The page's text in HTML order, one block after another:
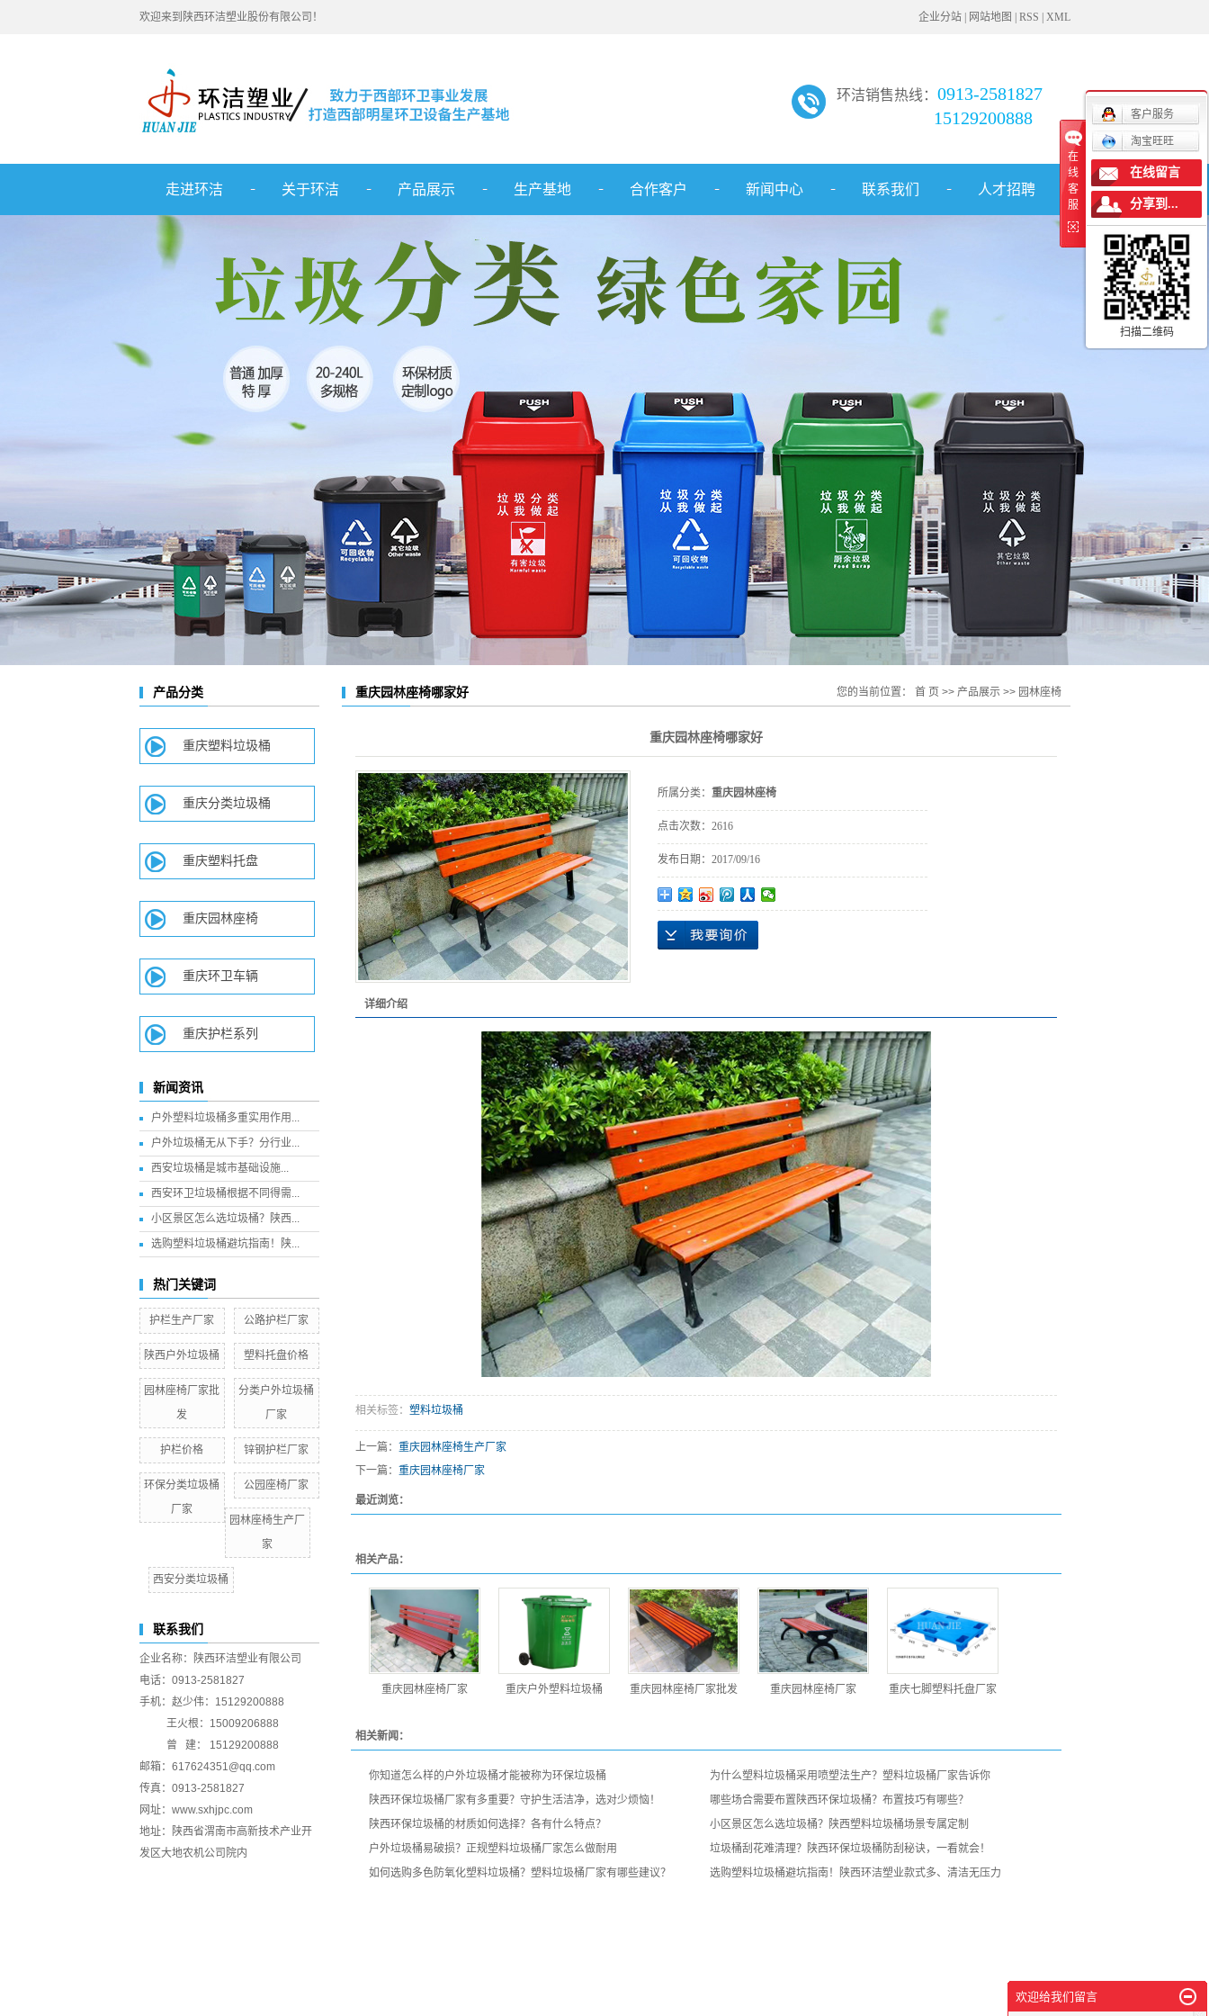
欢迎来到陕西环洁塑业股份有限公司！ 企业分站| 网站地图 RSS XML
环洁销售热线： 0913-2581827
15129200888
走进环洁 关于环洁
联系我们
产品展示
重庆分类垃圾桶
重庆塑料托盘
重庆环卫车辆
重庆护栏系列
生产基地 合作客户 新闻中心
行业新闻
最新资讯
联系我们 人才招聘
产品分类
重庆塑料垃圾桶
重庆分类垃圾桶
重庆塑料托盘
重庆园林座椅
重庆环卫车辆
重庆护栏系列
新闻资讯
户外塑料垃圾桶多重实用作用...
户外垃圾桶无从下手？分行业...
西安垃圾桶​是城市基础设施...
西安环卫垃圾桶根据不同得需...
小区景区怎么选垃圾桶？陕西...
选购塑料垃圾桶避坑指南！陕...
热门关键词
护栏生产厂家 公路护栏厂家
陕西户外垃圾桶 塑料托盘价格
园林座椅厂家批
发
分类户外垃圾桶
厂家
护栏价格 锌钢护栏厂家
环保分类垃圾桶
厂家
公园座椅厂家
园林座椅生产厂
家
西安分类垃圾桶
联系我们
企业名称：陕西环洁塑业有限公司
电话：0913-2581827
手机：赵少伟：15129200888
王火根：15009206888
曾 建： 15129200888
邮箱：617624351@qq.com
传真：0913-2581827
网址：www.sxhjpc.com
地址：陕西省渭南市高新技术产业开
发区大地农机公司院内
重庆园林座椅哪家好 您的当前位置： 首 页 >> 产品展示>> 园林座椅
重庆园林座椅哪家好
所属分类： 重庆园林座椅
点击次数： 2616
发布日期： 2017/09/16
详细介绍
相关标签： 塑料垃圾桶
上一篇： 重庆园林座椅生产厂家
下一篇： 重庆园林座椅厂家
最近浏览：
相关产品：
重庆园林座椅厂家 重庆户外塑料垃圾桶 重庆园林座椅厂家批发 重庆园林座椅厂家 重庆七脚塑料托盘厂家
相关新闻：
你知道怎么样的户外垃圾桶才能被称为环保垃圾桶
为什么塑料垃圾桶采用喷塑法生产？塑料垃圾桶厂家告诉你
陕西环保垃圾桶厂家有多重要？守护生活洁净，选对少烦恼！
哪些场合需要布置陕西环保垃圾桶？布置技巧有哪些？
陕西环保垃圾桶的材质如何选择？各有什么特点？
小区景区怎么选垃圾桶？陕西塑料垃圾桶场景专属定制
户外垃圾桶易破损？正规塑料垃圾桶厂家怎么做耐用
垃圾桶刮花难清理？陕西环保垃圾桶防刮秘诀，一看就会！
如何选购多色防氧化塑料垃圾桶？塑料垃圾桶厂家有哪些建议？
选购塑料垃圾桶避坑指南！陕西环洁塑业款式多、清洁无压力
在
线
客
服
客户服务
淘宝旺旺
在线留言
分享到...
扫描二维码
欢迎给我们留言